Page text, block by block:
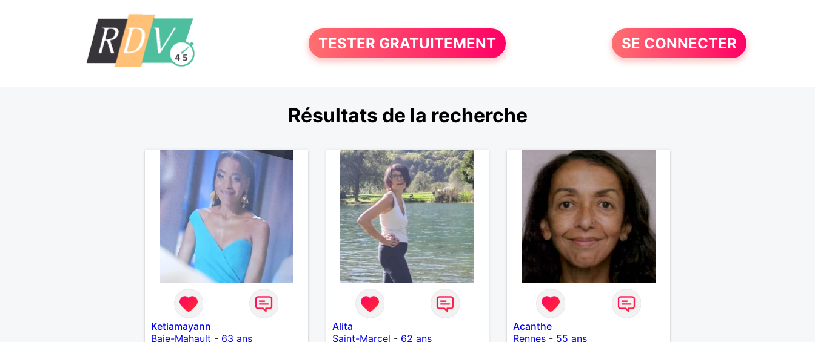
TESTER GRATUITEMENT SE CONNECTER
Résultats de la recherche
Ketiamayann
Baie-Mahault - 63 ans
Alita
Saint-Marcel - 62 ans
Acanthe
Rennes - 55 ans